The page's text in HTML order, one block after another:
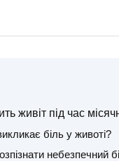
живіт під час
біль у животі?
небезпечний